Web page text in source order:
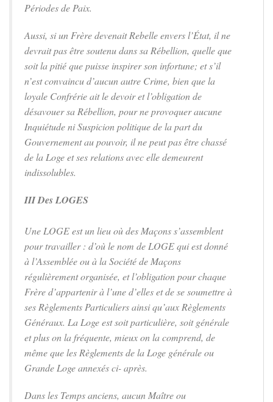
Périodes de Paix.
Aussi, si un Frère devenait Rebelle envers l’État, il ne
devrait pas être soutenu dans sa Rébellion, quelle que
soit la pitié que puisse inspirer son infortune; et s’il
n’est convaincu d’aucun autre Crime, bien que la
loyale Confrérie ait le devoir et l’obligation de
désavouer sa Rébellion, pour ne provoquer aucune
Inquiétude ni Suspicion politique de la part du
Gouvernement au pouvoir, il ne peut pas être chassé
de la Loge et ses relations avec elle demeurent
indissolubles.
III Des LOGES
Une LOGE est un lieu où des Maçons s’assemblent
pour travailler : d’où le nom de LOGE qui est donné
à l’Assemblée ou à la Société de Maçons
régulièrement organisée, et l’obligation pour chaque
Frère d’appartenir à l’une d’elles et de se soumettre à
ses Règlements Particuliers ainsi qu’aux Règlements
Généraux. La Loge est soit particulière, soit générale
et plus on la fréquente, mieux on la comprend, de
même que les Règlements de la Loge générale ou
Grande Loge annexés ci- après.
Dans les Temps anciens, aucun Maître ou